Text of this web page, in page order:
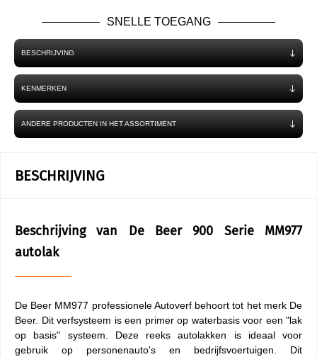
SNELLE TOEGANG
BESCHRIJVING
KENMERKEN
ANDERE PRODUCTEN IN HET ASSORTIMENT
BESCHRIJVING
Beschrijving van De Beer 900 Serie MM977
autolak
De Beer MM977 professionele Autoverf behoort tot het merk De
Beer. Dit verfsysteem is een primer op waterbasis voor een "lak
op basis" systeem. Deze reeks autolakken is ideaal voor
gebruik op personenauto's en bedrijfsvoertuigen. Dit